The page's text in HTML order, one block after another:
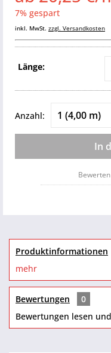
7% gespart
inkl. MwSt. zzgl. Versandkosten
Länge:
Anzahl:
In
Bewerten
Produktinformationen
mehr
Bewertungen
0
Bewertungen lesen